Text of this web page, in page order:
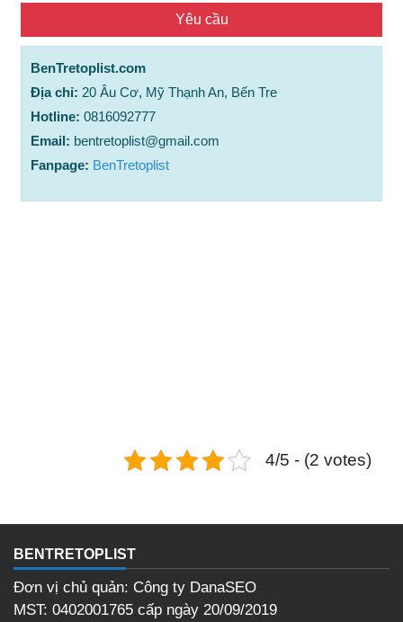
BenTretoplist.com
Địa chỉ: 20 Âu Cơ, Mỹ Thạnh An, Bến Tre
Hotline: 0816092777
Email: bentretoplist@gmail.com
Fanpage: BenTretoplist
4/5 - (2 votes)
BENTRETOPLIST
Đơn vị chủ quản: Công ty DanaSEO
MST: 0402001765 cấp ngày 20/09/2019